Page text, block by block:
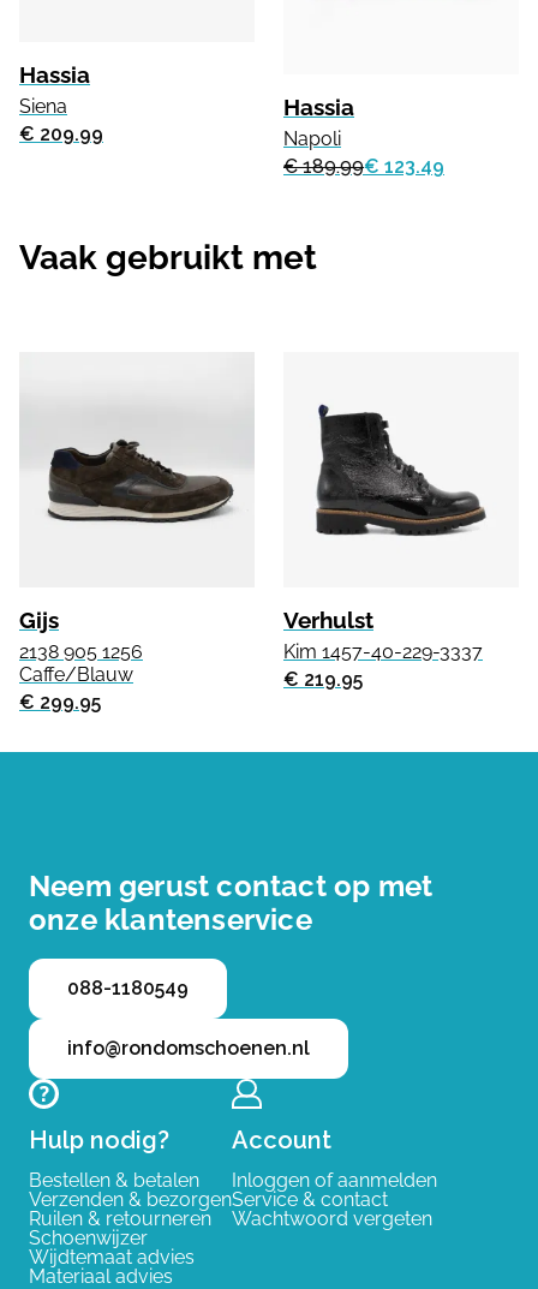
Hassia
Siena
€ 209.99
Hassia
Napoli
€ 189.99€ 123.49
Vaak gebruikt met
Gijs
2138 905 1256
Caffe/Blauw
€ 299.95
Verhulst
Kim 1457-40-229-3337
€ 219.95
Neem gerust contact op met
onze klantenservice
088-1180549
info@rondomschoenen.nl
Hulp nodig?
Bestellen & betalen
Verzenden & bezorgen
Ruilen & retourneren
Schoenwijzer
Wijdtemaat advies
Materiaal advies
Account
Inloggen of aanmelden
Service & contact
Wachtwoord vergeten